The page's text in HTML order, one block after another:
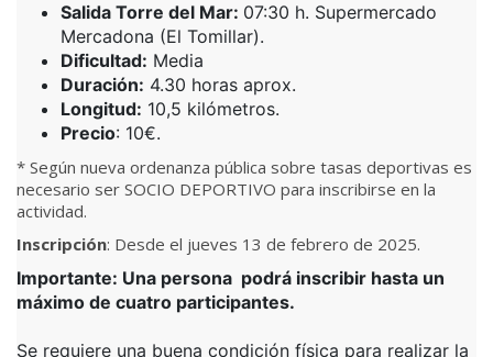
Salida Torre del Mar: 07:30 h. Supermercado
Mercadona (El Tomillar).
Dificultad: Media
Duración: 4.30 horas aprox.
Longitud: 10,5 kilómetros.
Precio: 10€.
* Según nueva ordenanza pública sobre tasas deportivas es
necesario ser SOCIO DEPORTIVO para inscribirse en la
actividad.
Inscripción: Desde el jueves 13 de febrero de 2025.
Importante: Una persona podrá inscribir hasta un
máximo de cuatro participantes.
Se requiere una buena condición física para realizar la